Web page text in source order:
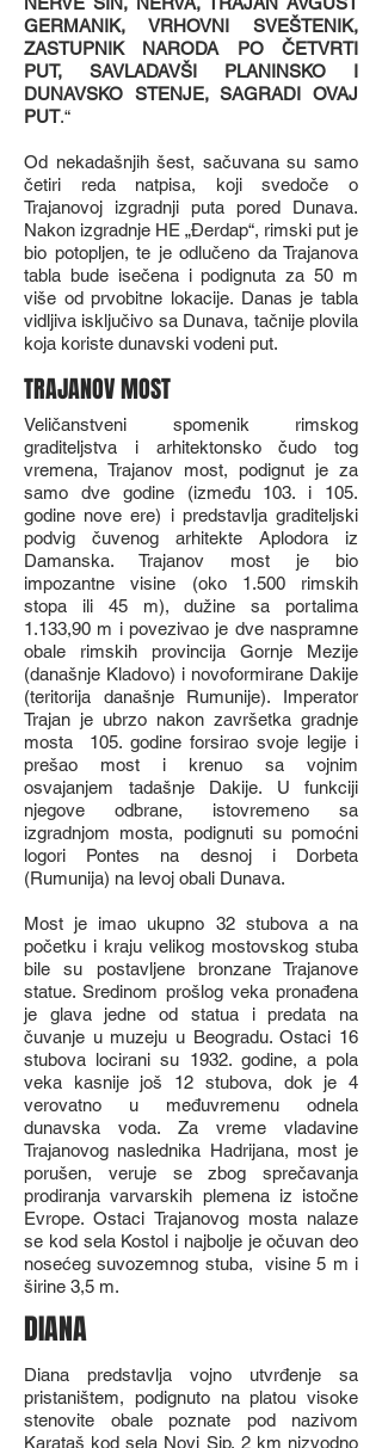
GERMANIK, VRHOVNI SVEŠTENIK,
ZASTUPNIK NARODA PO ČETVRTI
PUT, SAVLADAVŠI PLANINSKO I
DUNAVSKO STENJE, SAGRADI OVAJ
PUT.“
Od nekadašnjih šest, sačuvana su samo
četiri reda natpisa, koji svedoče o
Trajanovoj izgradnji puta pored Dunava.
Nakon izgradnje HE „Đerdap“, rimski put je
bio potopljen, te je odlučeno da Trajanova
tabla bude isečena i podignuta za 50 m
više od prvobitne lokacije. Danas je tabla
vidljiva isključivo sa Dunava, tačnije plovila
koja koriste dunavski vodeni put.
TRAJANOV MOST
Veličanstveni spomenik rimskog
graditeljstva i arhitektonsko čudo tog
vremena, Trajanov most, podignut je za
samo dve godine (između 103. i 105.
godine nove ere) i predstavlja graditeljski
podvig čuvenog arhitekte Aplodora iz
Damanska. Trajanov most je bio
impozantne visine (oko 1.500 rimskih
stopa ili 45 m), dužine sa portalima
1.133,90 m i povezivao je dve naspramne
obale rimskih provincija Gornje Mezije
(današnje Kladovo) i novoformirane Dakije
(teritorija današnje Rumunije). Imperator
Trajan je ubrzo nakon završetka gradnje
mosta 105. godine forsirao svoje legije i
prešao most i krenuo sa vojnim
osvajanjem tadašnje Dakije. U funkciji
njegove odbrane, istovremeno sa
izgradnjom mosta, podignuti su pomoćni
logori Pontes na desnoj i Dorbeta
(Rumunija) na levoj obali Dunava.
Most je imao ukupno 32 stubova a na
početku i kraju velikog mostovskog stuba
bile su postavljene bronzane Trajanove
statue. Sredinom prošlog veka pronađena
je glava jedne od statua i predata na
čuvanje u muzeju u Beogradu. Ostaci 16
stubova locirani su 1932. godine, a pola
veka kasnije još 12 stubova, dok je 4
verovatno u međuvremenu odnela
dunavska voda. Za vreme vladavine
Trajanovog naslednika Hadrijana, most je
porušen, veruje se zbog sprečavanja
prodiranja varvarskih plemena iz istočne
Evrope. Ostaci Trajanovog mosta nalaze
se kod sela Kostol i najbolje je očuvan deo
nosećeg suvozemnog stuba, visine 5 m i
širine 3,5 m.
DIANA
Diana predstavlja vojno utvrđenje sa
pristaništem, podignuto na platou visoke
stenovite obale poznate pod nazivom
Karataš kod sela Novi Sip, 2 km nizvodno